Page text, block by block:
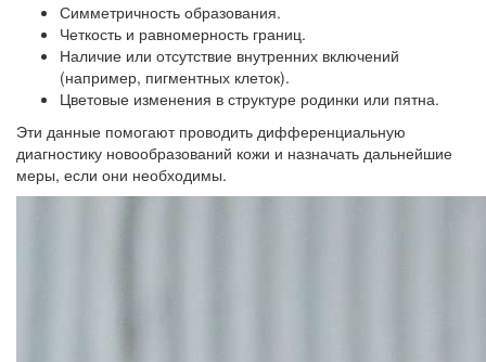
Симметричность образования.
Четкость и равномерность границ.
Наличие или отсутствие внутренних включений
(например, пигментных клеток).
Цветовые изменения в структуре родинки или пятна.
Эти данные помогают проводить дифференциальную
диагностику новообразований кожи и назначать дальнейшие
меры, если они необходимы.